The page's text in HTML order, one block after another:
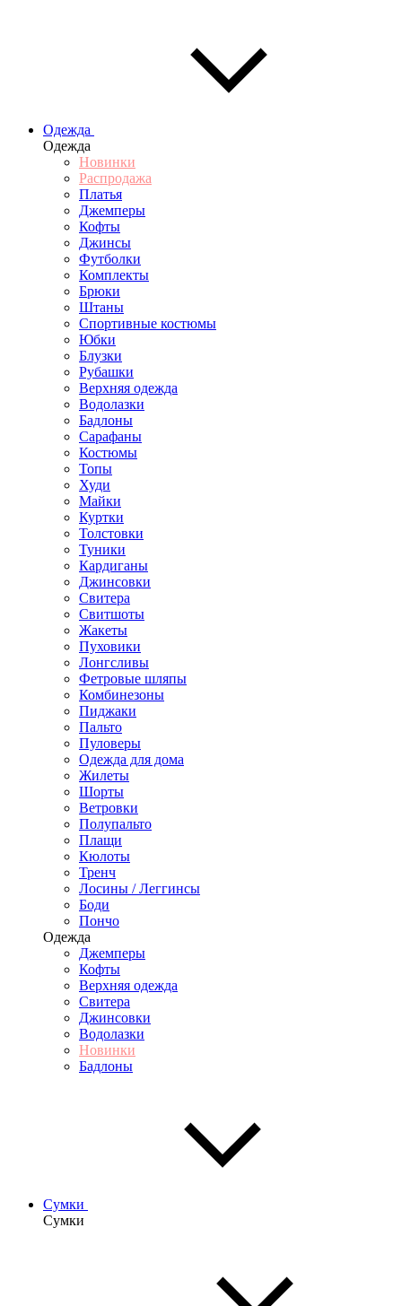
Одежда
Одежда
Новинки
Распродажа
Платья
Джемперы
Кофты
Джинсы
Футболки
Комплекты
Брюки
Штаны
Спортивные костюмы
Юбки
Блузки
Рубашки
Верхняя одежда
Водолазки
Бадлоны
Сарафаны
Костюмы
Топы
Худи
Майки
Куртки
Толстовки
Туники
Кардиганы
Джинсовки
Свитера
Свитшоты
Жакеты
Пуховики
Лонгсливы
Фетровые шляпы
Комбинезоны
Пиджаки
Пальто
Пуловеры
Одежда для дома
Жилеты
Шорты
Ветровки
Полупальто
Плащи
Кюлоты
Тренч
Лосины / Леггинсы
Боди
Пончо
Одежда
Джемперы
Кофты
Верхняя одежда
Свитера
Джинсовки
Водолазки
Новинки
Бадлоны
Сумки
Сумки